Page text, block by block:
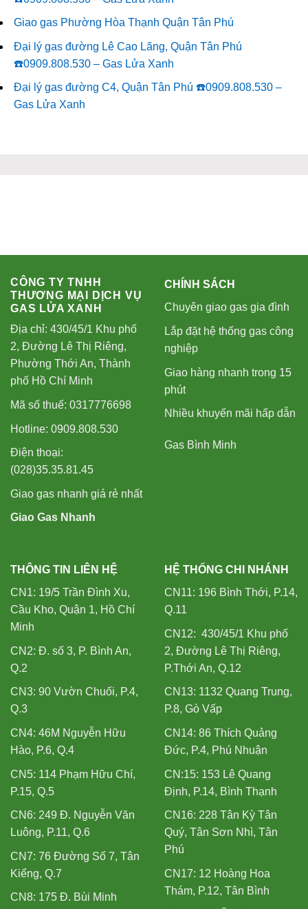
Giao gas Phường Hòa Thạnh Quận Tân Phú
Đại lý gas đường Lê Cao Lãng, Quận Tân Phú
☎️0909.808.530 – Gas Lửa Xanh
Đại lý gas đường C4, Quận Tân Phú ☎️0909.808.530 –
Gas Lửa Xanh
CÔNG TY TNHH
THƯƠNG MẠI DỊCH VỤ
GAS LỬA XANH
Địa chỉ: 430/45/1 Khu phố
2, Đường Lê Thị Riêng,
Phường Thới An, Thành
phố Hồ Chí Minh
Mã số thuế: 0317776698
Hotline: 0909.808.530
Điện thoại:
(028)35.35.81.45
Giao gas nhanh giá rẻ nhất
Giao Gas Nhanh
CHÍNH SÁCH
Chuyên giao gas gia đình
Lắp đặt hệ thống gas công
nghiệp
Giao hàng nhanh trong 15
phút
Nhiều khuyến mãi hấp dẫn
Gas Bình Minh
THÔNG TIN LIÊN HỆ
CN1: 19/5 Trần Đình Xu,
Cầu Kho, Quận 1, Hồ Chí
Minh
CN2: Đ. số 3, P. Bình An,
Q.2
CN3: 90 Vườn Chuối, P.4,
Q.3
CN4: 46M Nguyễn Hữu
Hào, P.6, Q.4
CN5: 114 Phạm Hữu Chí,
P.15, Q.5
CN6: 249 Đ. Nguyễn Văn
Luông, P.11, Q.6
CN7: 76 Đường Số 7, Tân
Kiểng, Q.7
CN8: 175 Đ. Bùi Minh
HỆ THỐNG CHI NHÁNH
CN11: 196 Bình Thới, P.14,
Q.11
CN12: 430/45/1 Khu phố
2, Đường Lê Thị Riêng,
P.Thới An, Q.12
CN13: 1132 Quang Trung,
P.8, Gò Vấp
CN14: 86 Thích Quảng
Đức, P.4, Phú Nhuận
CN:15: 153 Lê Quang
Định, P.14, Bình Thạnh
CN16: 228 Tân Kỳ Tân
Quý, Tân Sơn Nhì, Tân
Phú
CN17: 12 Hoàng Hoa
Thám, P.12, Tân Bình